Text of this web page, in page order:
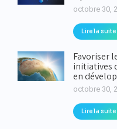
octobre 30,
Lire la suite
Favoriser
initiatives
en
octobre 30,
Lire la suite